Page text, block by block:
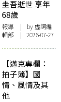
圭吾逝世 享年
68歲
報導 | by 虛詞編
輯部 | 2026-07-27
【邁克專欄：
拍子簿】國
情、風情及其
他